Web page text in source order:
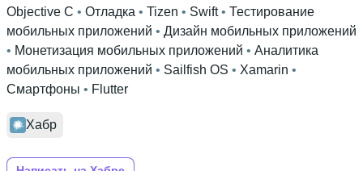
Objective C • Отладка • Tizen • Swift • Тестирование
мобильных приложений • Дизайн мобильных приложений
• Монетизация мобильных приложений • Аналитика
мобильных приложений • Sailfish OS • Xamarin
Смартфоны • Flutter
Хабр